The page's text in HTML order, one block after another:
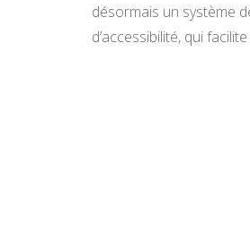
désormais un système
d’accessibilité, qui